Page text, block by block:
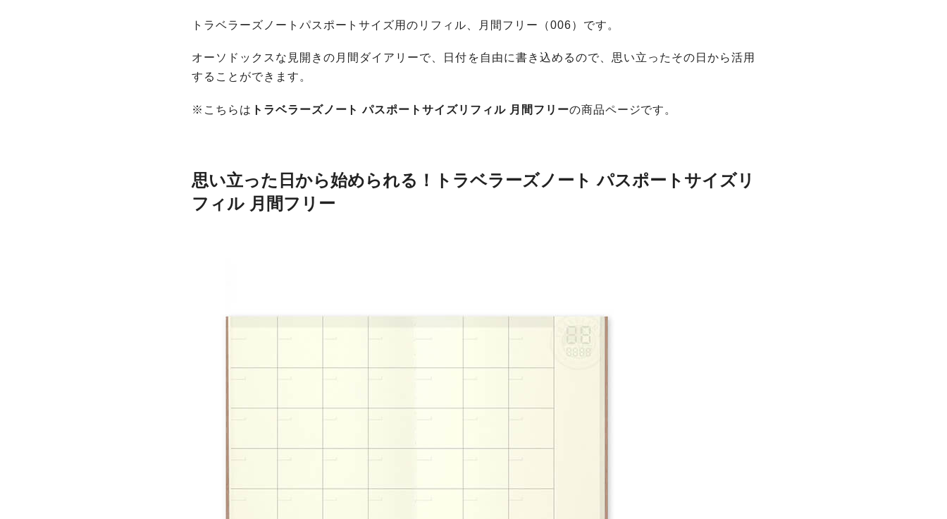
トラベラーズノートパスポートサイズ用のリフィル、月間フリー（006）です。
オーソドックスな見開きの月間ダイアリーで、日付を自由に書き込めるので、思い立ったその日から活用
することができます。
※こちらは トラベラーズノート パスポートサイズリフィル 月間フリーの商品ページです。
思い立った日から始められる！トラベラーズノート パスポートサイズリ
フィル 月間フリー